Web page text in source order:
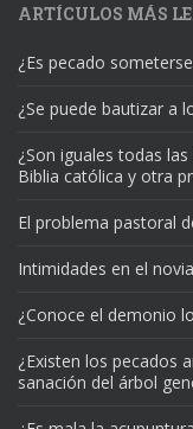
ARTÍCULOS MÁS
¿Es pecado
¿Se puede bautizar a
¿Son iguales todas
Biblia católica y otra
El problema pastoral
Intimidades en el
¿Conoce el demonio
¿Existen los pecados
sanación del árbol